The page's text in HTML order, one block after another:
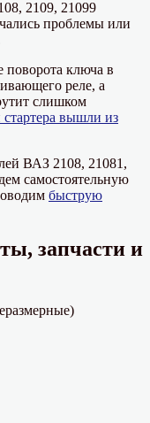
2109, 21099
проблемы или
поворота ключа в
реле, а
слишком
вышли из
ВАЗ 2108, 21081,
самостоятельную
быструю
запчасти и